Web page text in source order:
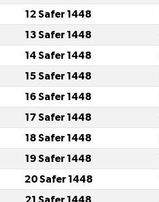
12 Safer 1448
13 Safer 1448
14 Safer 1448
15 Safer 1448
16 Safer 1448
17 Safer 1448
18 Safer 1448
19 Safer 1448
20 Safer 1448